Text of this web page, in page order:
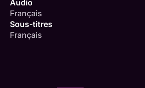
Audio
Français
Sous-titres
Français